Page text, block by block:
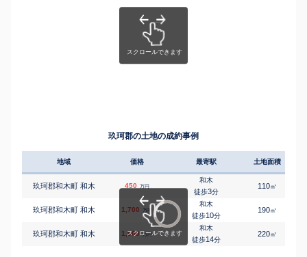
玖珂郡の土地の成約事例
地域 価格 最寄駅 土地面積
玖珂郡和木町 和木 450 万円
和木
徒歩3分
110㎡
玖珂郡和木町 和木 1,700 万円
和木
徒歩10分
190㎡
玖珂郡和木町 和木 1,900 万円
和木
徒歩14分
220㎡